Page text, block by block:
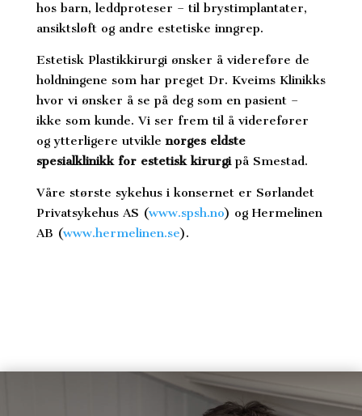
hos barn, leddproteser – til brystimplantater,
ansiktsløft og andre estetiske inngrep.
Estetisk Plastikkirurgi ønsker å videreføre de
holdningene som har preget Dr. Kveims Klinikks
hvor vi ønsker å se på deg som en pasient –
ikke som kunde. Vi ser frem til å viderefører
og ytterligere utvikle norges eldste
spesialklinikk for estetisk kirurgi på Smestad.
Våre største sykehus i konsernet er Sørlandet
Privatsykehus AS (www.spsh.no) og Hermelinen
AB (www.hermelinen.se).